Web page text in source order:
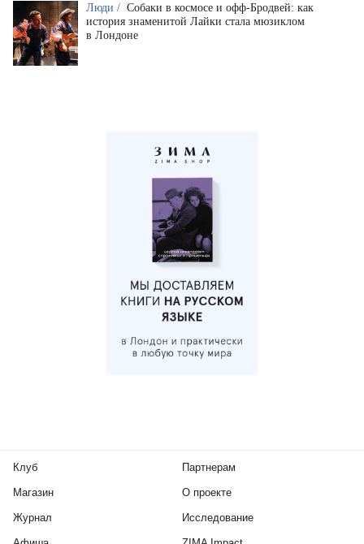
Люди / Собаки в космосе и офф-Бродвей: как
история знаменитой Лайки стала мюзиклом
в Лондоне
Клуб
Магазин
Журнал
Партнерам
О проекте
Исследование